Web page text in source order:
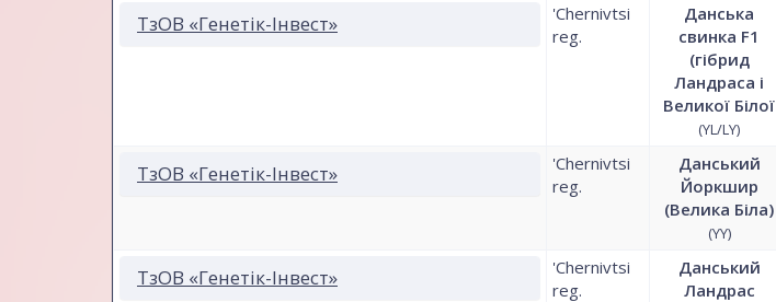
ТзОВ «Генетік-Інвест»
'Chernivtsi
reg.
Данська
свинка F1
(гібрид
Ландраса і
Великої Білої
(YL/LY)
ТзОВ «Генетік-Інвест»
'Chernivtsi
reg.
Данський
Йоркшир
(Велика Біла)
(YY)
ТзОВ «Генетік-Інвест»
'Chernivtsi
reg.
Данський
Ландрас